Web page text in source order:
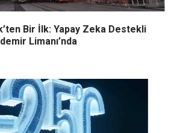
Bir İlk: Yapay Zeka Destekli
Limanı’nda